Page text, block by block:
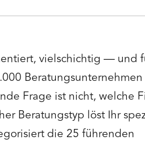
vielschichtig — und
Frage ist nicht, welche
Beratungstyp löst Ihr
die 25 führenden